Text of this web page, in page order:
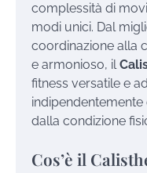
complessità di
modi unici. Dal
coordinazione alla
e armonioso, il
fitness versatile e
dalla condizione
Cos’è il